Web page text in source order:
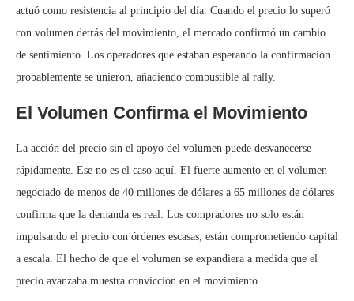
actuó como resistencia al principio del día. Cuando el precio lo superó
con volumen detrás del movimiento, el mercado confirmó un cambio
de sentimiento. Los operadores que estaban esperando la confirmación
probablemente se unieron, añadiendo combustible al rally.
El Volumen Confirma el Movimiento
La acción del precio sin el apoyo del volumen puede desvanecerse
rápidamente. Ese no es el caso aquí. El fuerte aumento en el volumen
negociado de menos de 40 millones de dólares a 65 millones de dólares
confirma que la demanda es real. Los compradores no solo están
impulsando el precio con órdenes escasas; están comprometiendo capital
a escala. El hecho de que el volumen se expandiera a medida que el
precio avanzaba muestra convicción en el movimiento.